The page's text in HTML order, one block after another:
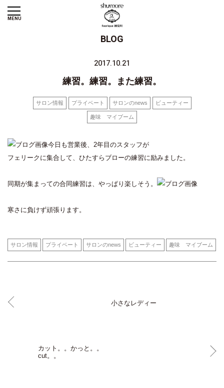
MENU
BLOG
2017.10.21
練習。練習。また練習。
サロン情報 プライベート サロンのnews ビューティー
趣味 マイブーム
今日も営業後、2年目のスタッフが
フェリークに集合して、ひたすらブローの練習に励みました。
同期が集まっての合同練習は、やっぱり楽しそう。
寒さに負けず頑張ります。
サロン情報 プライベート サロンのnews ビューティー 趣味 マイブーム
小さなレディー
カット。。かっと。。
cut。。